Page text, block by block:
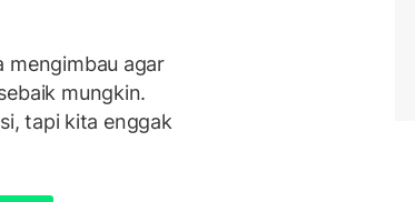
mengimbau agar
mungkin.
tapi kita enggak